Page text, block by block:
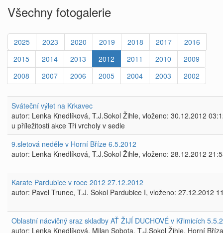
Všechny fotogalerie
2025 2023 2020 2019 2018 2017
2016
2015
2014 2013 2012 2011 2010
2009
2008
2007 2006 2005 2004 2003 2002
Sváteční výlet na Krkavec
autor: Lenka Knedlíková, T.J.Sokol Žihle, vloženo: 30.12.2012
u příležitosti akce Tři vrcholy v sedle
9.sletová neděle v Horní Bříze 6.5.2012
autor: Lenka Knedlíková, T.J.Sokol Žihle, vloženo: 28.12.2012
Karate Pardubice v roce 2012 27.12.2012
autor: Pavel Trunec, T.J. Sokol Pardubice I, vloženo: 27.12.2012
Oblastní nácvičný sraz skladby AŤ ŽIJÍ DUCHOVÉ v Křimicích
autor: Lenka Knedlíková, Milan Sobota, T.J.Sokol Žihle, Horní